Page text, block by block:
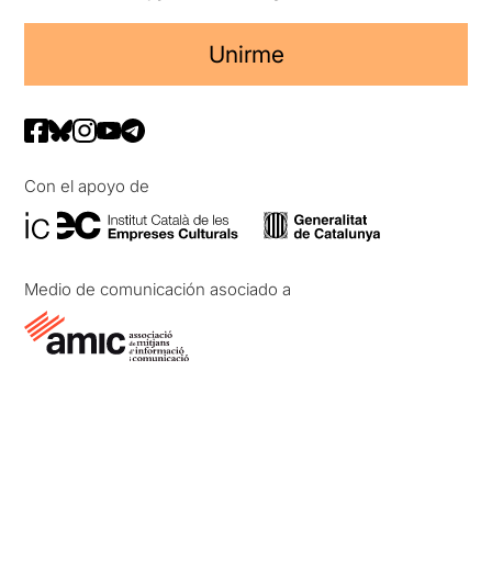
Unirme
Con el apoyo de
Medio de comunicación asociado a